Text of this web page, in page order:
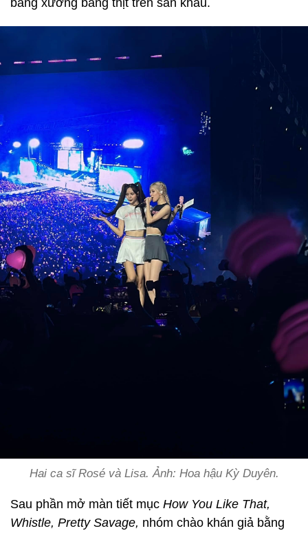
bằng xương bằng thịt trên sân khấu.
Hai ca sĩ Rosé và Lisa. Ảnh: Hoa hậu Kỳ Duyên.
Sau phần mở màn tiết mục How You Like That,
Whistle, Pretty Savage, nhóm chào khán giả bằng